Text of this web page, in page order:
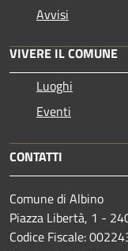
Avvisi
VIVERE IL COMUNE
Luoghi
Eventi
CONTATTI
Comune di Albino
Piazza Libertà, 1 -
Codice Fiscale: